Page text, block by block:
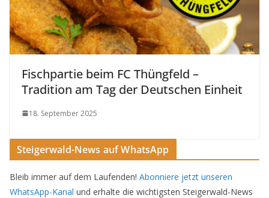
Fischpartie beim FC Thüngfeld –
Tradition am Tag der Deutschen Einheit
18. September 2025
Steigerwald-News auf WhatsApp
Bleib immer auf dem Laufenden! Abonniere jetzt unseren
WhatsApp-Kanal und erhalte die wichtigsten Steigerwald-News